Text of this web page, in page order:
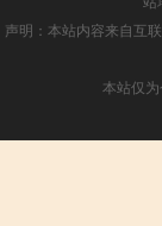
声明：本站内容来自互
本站仅